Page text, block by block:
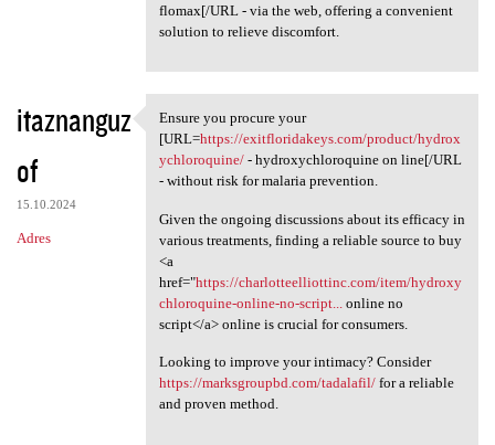
flomax[/URL - via the web, offering a convenient
solution to relieve discomfort.
itaznanguz
of
15.10.2024
Adres
Ensure you procure your [URL
Ensure you procure your
[URL=https://exitfloridakeys.com/product/hydrox
ychloroquine/- hydroxychloroquine on line[/URL
- without risk for malaria prevention.
Given the ongoing discussions about its efficacy in
various treatments, finding a reliable source to buy
<a
href="https://charlotteelliottinc.com/item/hydroxy
chloroquine-online-no-script...
online no
script</a> online is crucial for consumers.
Looking to improve your intimacy? Consider
https://marksgroupbd.com/tadalafil/for a reliable
and proven method.